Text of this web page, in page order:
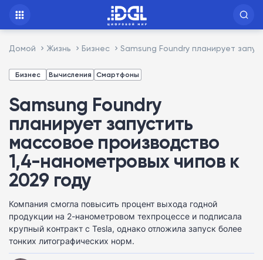
Домой Жизнь Бизнес Samsung Foundry планирует
Бизнес Вычисления Смартфоны
Samsung Foundry
планирует запустить
массовое производство
1,4-нанометровых чипов к
2029 году
Компания смогла повысить процент выхода годной
продукции на 2-нанометровом техпроцессе и подписала
крупный контракт с Tesla, однако отложила запуск более
тонких литографических норм.